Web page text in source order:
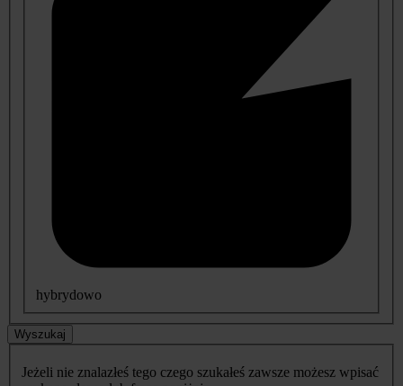
hybrydowo
Wyszukaj
Jeżeli nie znalazłeś tego czego szukałeś zawsze możesz wpisać